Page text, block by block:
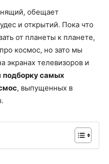
обещает
и открытий. Пока что
от планеты к планете,
космос, но зато мы
экранах телевизоров и
подборку самых
, выпущенных в